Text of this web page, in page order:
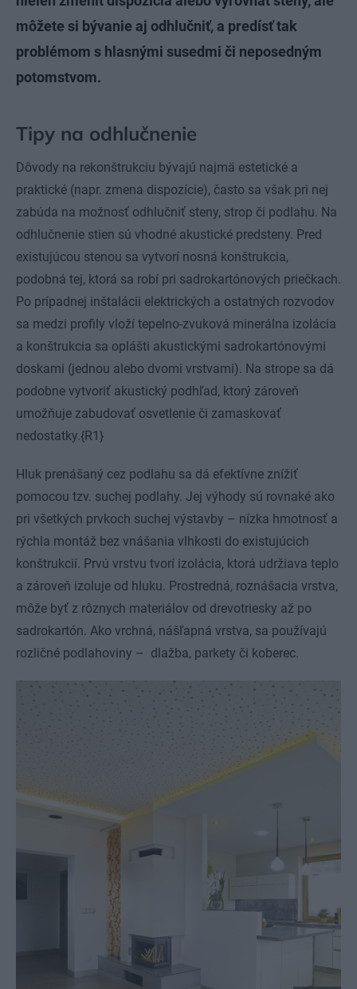
môžete si bývanie aj odhlučniť, a predísť tak
problémom s hlasnými susedmi či neposedným
potomstvom.
Tipy na odhlučnenie
Dôvody na rekonštrukciu bývajú najmä estetické a
praktické (napr. zmena dispozície), často sa však pri nej
zabúda na možnosť odhlučniť steny, strop či podlahu. Na
odhlučnenie stien sú vhodné akustické predsteny. Pred
existujúcou stenou sa vytvorí nosná konštrukcia,
podobná tej, ktorá sa robí pri sadrokartónových priečkach.
Po prípadnej inštalácii elektrických a ostatných rozvodov
sa medzi profily vloží tepelno-zvuková minerálna izolácia
a konštrukcia sa oplášti akustickými sadrokartónovými
doskami (jednou alebo dvomi vrstvami). Na strope sa dá
podobne vytvoriť akustický podhľad, ktorý zároveň
umožňuje zabudovať osvetlenie či zamaskovať
nedostatky.{R1}
Hluk prenášaný cez podlahu sa dá efektívne znížiť
pomocou tzv. suchej podlahy. Jej výhody sú rovnaké ako
pri všetkých prvkoch suchej výstavby – nízka hmotnosť a
rýchla montáž bez vnášania vlhkosti do existujúcich
konštrukcií. Prvú vrstvu tvorí izolácia, ktorá udržiava teplo
a zároveň izoluje od hluku. Prostredná, roznášacia vrstva,
môže byť z rôznych materiálov od drevotriesky až po
sadrokartón. Ako vrchná, nášľapná vrstva, sa používajú
rozličné podlahoviny – dlažba, parkety či koberec.